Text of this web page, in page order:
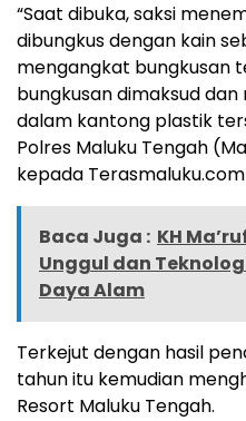
“Saat dibuka, saksi
dibungkus dengan kain
mengangkat bungkusan
bungkusan dimaksud
dalam kantong plastik
Polres Maluku Tengah
kepada
Baca Juga : KH
Unggul dan
Daya Alam
Terkejut dengan hasil
tahun itu kemudian
Resort Maluku Tengah.